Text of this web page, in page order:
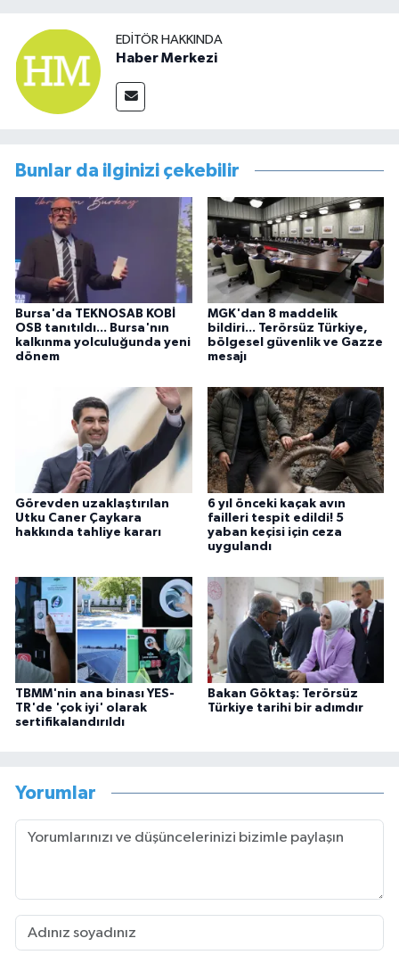
EDITÖR HAKKINDA
Haber Merkezi
Bunlar da ilginizi çekebilir
Bursa'da TEKNOSAB KOBİ
OSB tanıtıldı... Bursa'nın
kalkınma yolculuğunda yeni
dönem
MGK'dan 8 maddelik
bildiri... Terörsüz Türkiye,
bölgesel güvenlik ve Gazze
mesajı
Görevden uzaklaştırılan
Utku Caner Çaykara
hakkında tahliye kararı
6 yıl önceki kaçak avın
failleri tespit edildi! 5
yaban keçisi için ceza
uygulandı
TBMM'nin ana binası YES-
TR'de 'çok iyi' olarak
sertifikalandırıldı
Bakan Göktaş: Terörsüz
Türkiye tarihi bir adımdır
Yorumlar